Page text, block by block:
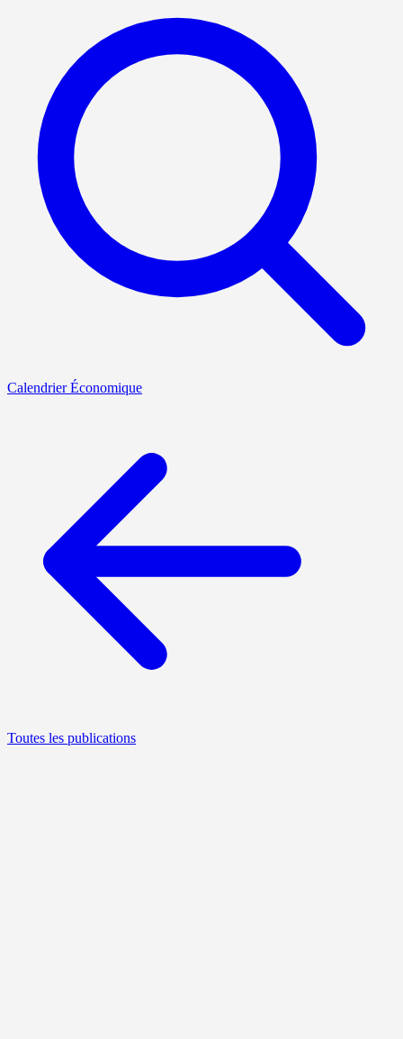
Calendrier Économique
Toutes les publications